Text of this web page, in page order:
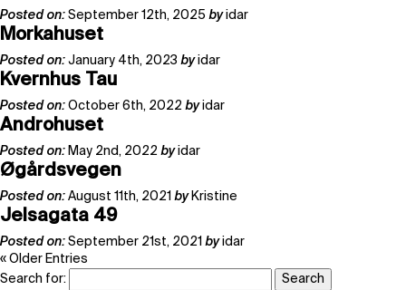
Posted on: September 12th, 2025 byidar
Morkahuset
Posted on: January 4th, 2023 byidar
Kvernhus Tau
Posted on: October 6th, 2022 byidar
Androhuset
Posted on: May 2nd, 2022 byidar
Øgårdsvegen
Posted on: August 11th, 2021 byKristine
Jelsagata 49
Posted on: September 21st, 2021 byidar
« Older Entries
Search for: